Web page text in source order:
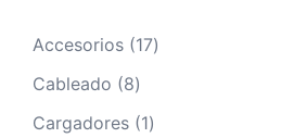
Accesorios 1717
Cableado 88
productos
Cargadores 11